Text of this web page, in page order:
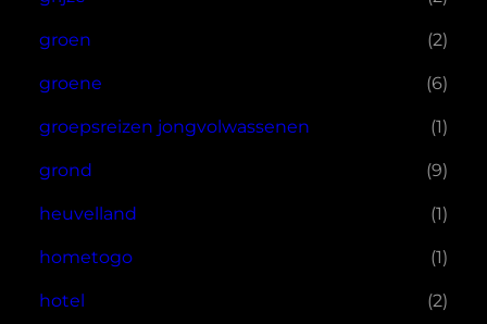
groen (2)
groene (6)
groepsreizen jongvolwassenen (1)
grond (9)
heuvelland (1)
hometogo (1)
hotel (2)